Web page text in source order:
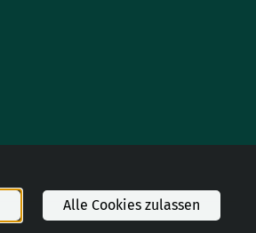
Alle Cookies zulassen